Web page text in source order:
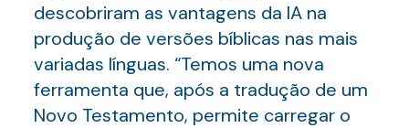
descobriram as vantagens da IA na
produção de versões bíblicas nas mais
variadas línguas. “Temos uma nova
ferramenta que, após a tradução de um
Novo Testamento, permite carregar o